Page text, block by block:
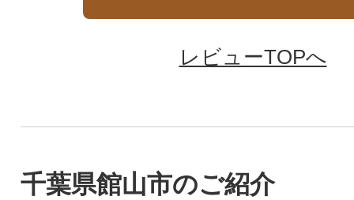
レビューTOPへ
千葉県館山市のご紹介